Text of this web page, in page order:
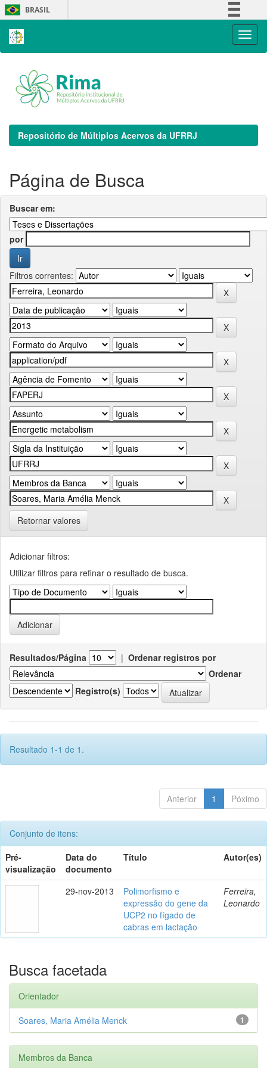
Skip
navigation
BRASIL
Repositório de Múltiplos Acervos da UFRRJ
Página de Busca
Buscar em:
por
Filtros correntes:
Retornar valores
Adicionar filtros:
Utilizar filtros para refinar o resultado de busca.
Resultados/Página | Ordenar registros por
Ordenar
Registro(s)
Resultado 1-1 de 1.
Anterior 1 Póximo
Conjunto de itens:
Pré-
visualização
Data do
documento
Título Autor(es)
29-nov-2013
Polimorfismo e
expressão do gene da
UCP2 no fígado de
cabras em lactação
Ferreira,
Leonardo
Busca facetada
Orientador
1
Soares, Maria Amélia Menck
Membros da Banca